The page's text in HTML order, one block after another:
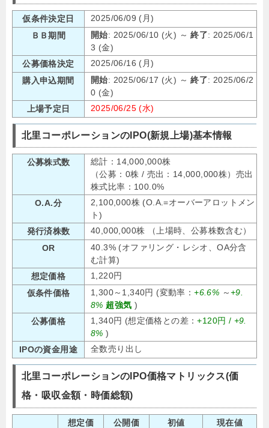
仮条件決定日
2025/06/09 (月)
ＢＢ期間
開始: 2025/06/10 (火) ～終了: 2025/06/1
3 (金)
公募価格決定
2025/06/16 (月)
購入申込期間
開始: 2025/06/17 (火) ～終了: 2025/06/2
0 (金)
上場予定日
2025/06/25 (水)
北里コーポレーションのIPO(新規上場)基本情報
公募株式数
総計：14,000,000株
（公募：0株 / 売出：14,000,000株）売出
株式比率：100.0%
O.A.分
2,100,000株 (O.A.=オーバーアロットメン
ト)
発行済株数
40,000,000株 （上場時、公募株数含む）
OR
40.3% (オファリング・レシオ、OA分含
む計算)
想定価格
1,220円
仮条件価格
1,300～1,340円 (変動率：+6.6% ～+9.
8% 超強気 )
公募価格
1,340円 (想定価格との差：+120円 / +9.
8% )
IPOの資金用途
全数売り出し
北里コーポレーションのIPO価格マトリックス(価
格・吸収金額・時価総額)
想定価
公開価
初値 現在値